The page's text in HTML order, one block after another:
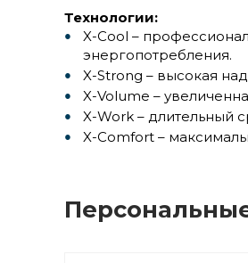
Технологии:
X-Cool –
энергопотребления.
X-Strong – высокая
X-Volume –
X-Work – длительный
X-Comfort –